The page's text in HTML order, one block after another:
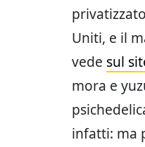
Uniti, e il
vede sul
mora e
infatti: ma